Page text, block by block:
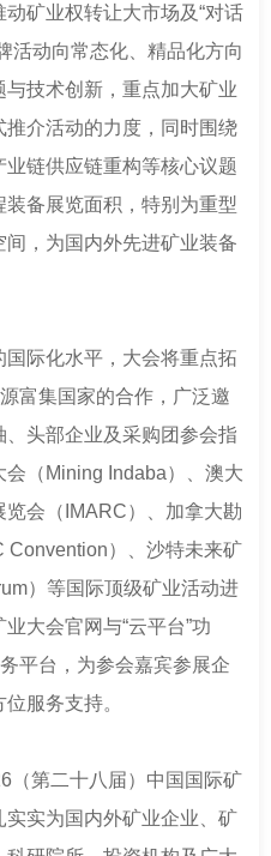
矿业权转让大市场及“对话
活动向常态化、精品化方向
技术创新，重点加大矿业
介活动的力度，同时围绕
链供应链重构等核心议题
备展览面积，特别为重型
，为国内外先进矿业装备
际化水平，大会将重点拓
富集国家的合作，广泛邀
头部企业及采购团参会指
（Mining Indaba）、澳大
会（IMARC）、加拿大勘
Convention）、沙特未来矿
）等国际顶级矿业活动进
大会官网与“云平台”功
平台，为参会嘉宾参展企
服务支持。
第二十八届）中国国际矿
实为国内外矿业企业、矿